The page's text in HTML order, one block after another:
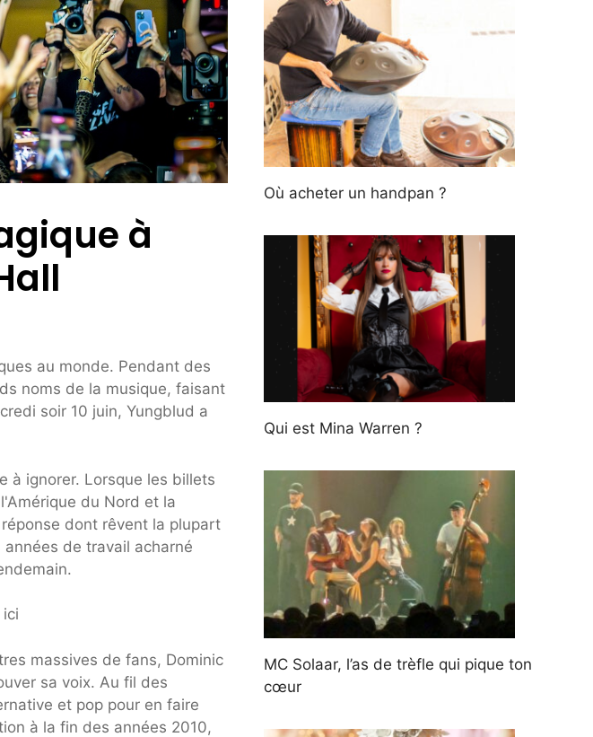
à
au monde. Pendant des
noms de la musique, faisant
soir 10 juin, Yungblud a
à ignorer. Lorsque les billets
du Nord et la
dont rêvent la plupart
de travail acharné
massives de fans, Dominic
sa voix. Au fil des
et pop pour en faire
à la fin des années 2010,
Où acheter un handpan ?
Qui est Mina Warren ?
MC Solaar, l’as de trèfle qui pique ton
cœur